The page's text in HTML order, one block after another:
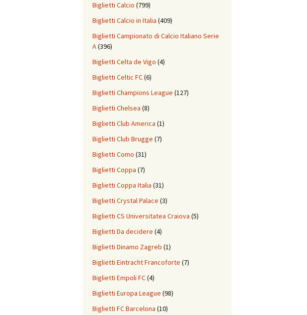
Biglietti Calcio (799)
Biglietti Calcio in Italia (409)
Biglietti Campionato di Calcio Italiano Serie
A(396)
Biglietti Celta de Vigo (4)
Biglietti Celtic FC(6)
Biglietti Champions League (127)
Biglietti Chelsea (8)
Biglietti Club America (1)
Biglietti Club Brugge (7)
Biglietti Como (31)
Biglietti Coppa (7)
Biglietti Coppa Italia (31)
Biglietti Crystal Palace (3)
Biglietti CS Universitatea Craiova (5)
Biglietti Da decidere (4)
Biglietti Dinamo Zagreb (1)
Biglietti Eintracht Francoforte (7)
Biglietti Empoli FC(4)
Biglietti Europa League (98)
Biglietti FC Barcelona (10)